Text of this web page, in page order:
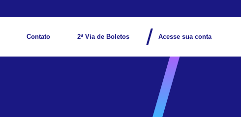
Acesse sua conta
Contato 2ª Via de Boletos